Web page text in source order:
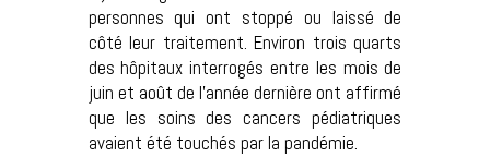
personnes qui ont stoppé ou laissé de
côté leur traitement. Environ trois quarts
des hôpitaux interrogés entre les mois de
juin et août de l’année dernière ont affirmé
que les soins des cancers pédiatriques
avaient été touchés par la pandémie.